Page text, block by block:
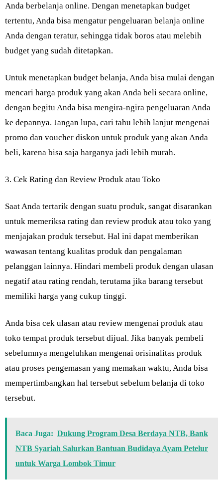
Anda berbelanja online. Dengan menetapkan budget
tertentu, Anda bisa mengatur pengeluaran belanja online
Anda dengan teratur, sehingga tidak boros atau melebih
budget yang sudah ditetapkan.
Untuk menetapkan budget belanja, Anda bisa mulai dengan
mencari harga produk yang akan Anda beli secara online,
dengan begitu Anda bisa mengira-ngira pengeluaran Anda
ke depannya. Jangan lupa, cari tahu lebih lanjut mengenai
promo dan voucher diskon untuk produk yang akan Anda
beli, karena bisa saja harganya jadi lebih murah.
3. Cek Rating dan Review Produk atau Toko
Saat Anda tertarik dengan suatu produk, sangat disarankan
untuk memeriksa rating dan review produk atau toko yang
menjajakan produk tersebut. Hal ini dapat memberikan
wawasan tentang kualitas produk dan pengalaman
pelanggan lainnya. Hindari membeli produk dengan ulasan
negatif atau rating rendah, terutama jika barang tersebut
memiliki harga yang cukup tinggi.
Anda bisa cek ulasan atau review mengenai produk atau
toko tempat produk tersebut dijual. Jika banyak pembeli
sebelumnya mengeluhkan mengenai orisinalitas produk
atau proses pengemasan yang memakan waktu, Anda bisa
mempertimbangkan hal tersebut sebelum belanja di toko
tersebut.
Baca Juga: Dukung Program Desa Berdaya NTB, Bank
NTB Syariah Salurkan Bantuan Budidaya Ayam Petelur
untuk Warga Lombok Timur